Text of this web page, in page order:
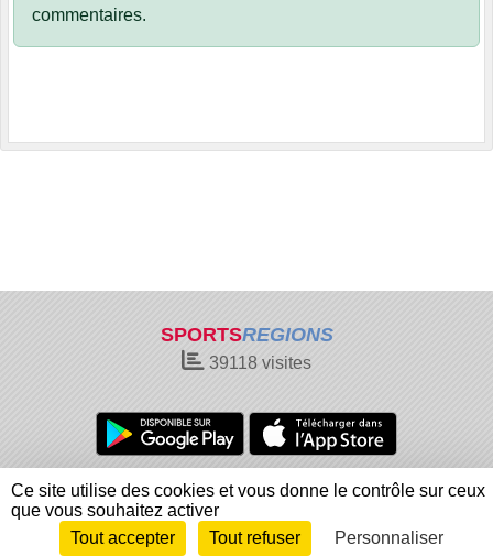
commentaires.
SPORTSREGIONS
39118 visites
Charte cookies
Gestion des cookies
Informations légales
Signaler un contenu inapproprié
Envie de participer ?
Connexion
Ce site utilise des cookies et vous donne le contrôle sur ceux
que vous souhaitez activer
Tout accepter
Tout refuser Personnaliser